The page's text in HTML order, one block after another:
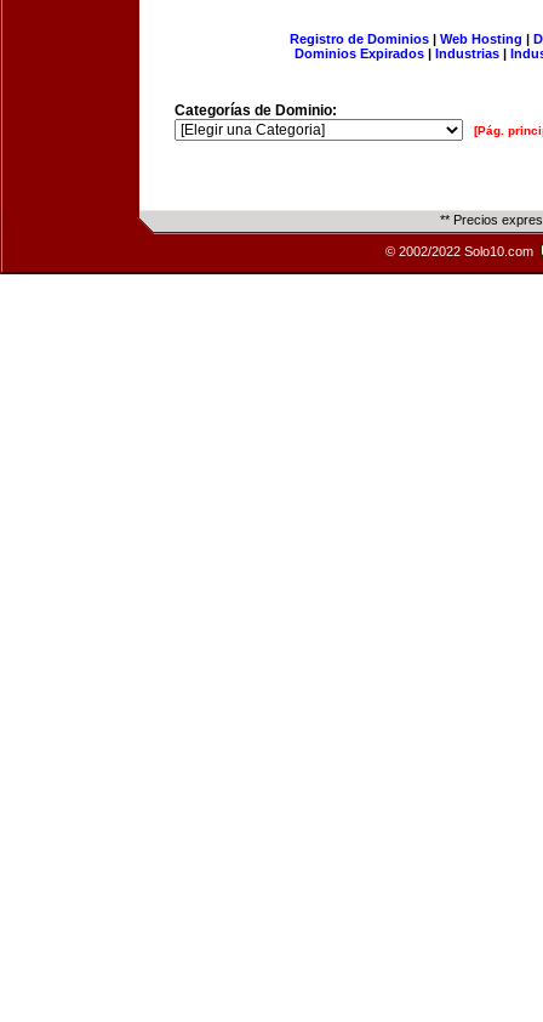
Registro de Dominios| Web Hosting |
Dominios Expirados | Industrias |
Categorías de Dominio:
[Pág.
** Precios
© 2002/2022 Solo10.com